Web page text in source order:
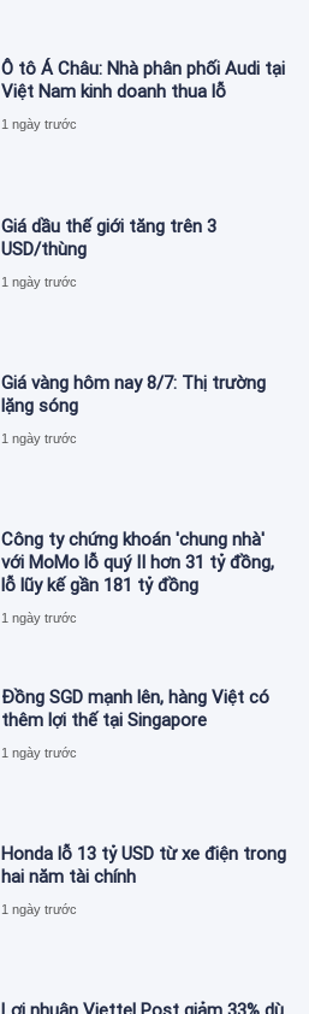
Ô tô Á Châu: Nhà phân phối Audi tại
Việt Nam kinh doanh thua lỗ
1 ngày trước
Giá dầu thế giới tăng trên 3
USD/thùng
1 ngày trước
Giá vàng hôm nay 8/7: Thị trường
lặng sóng
1 ngày trước
Công ty chứng khoán 'chung nhà'
với MoMo lỗ quý II hơn 31 tỷ đồng,
lỗ lũy kế gần 181 tỷ đồng
1 ngày trước
Đồng SGD mạnh lên, hàng Việt có
thêm lợi thế tại Singapore
1 ngày trước
Honda lỗ 13 tỷ USD từ xe điện trong
hai năm tài chính
1 ngày trước